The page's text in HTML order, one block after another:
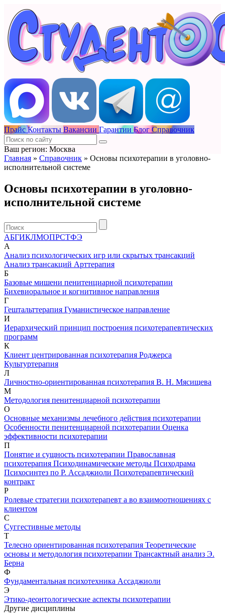
Прайс Контакты Вакансии Гарантии Блог Справочник
Ваш регион: Москва
Главная » Справочник » Основы психотерапии в уголовно-
исполнительной системе
Основы психотерапии в уголовно-
исполнительной системе
АБГИКЛМОПРСТФЭ
А
Анализ психологических игр или скрытых трансакций
Анализ трансакций Арттерапия
Б
Базовые мишени пенитенциарной психотерапии
Бихевиоральное и когнитивное направления
Г
Гештальттерапия Гуманистическое направление
И
Иерархический принцип построения психотерапевтических
программ
К
Клиент центрированная психотерапия Роджерса
Культуртерапия
Л
Личностно-ориентированная психотерапия В. Н. Мясищева
М
Методология пенитенциарной психотерапии
О
Основные механизмы лечебного действия психотерапии
Особенности пенитенциарной психотерапии Оценка
эффективности психотерапии
П
Понятие и сущность психотерапии Православная
психотерапия Психодинамические методы Психодрама
Психосинтез по Р. Ассаджиоли Психотерапевтический
контракт
Р
Ролевые стратегии психотерапевт а во взаимоотношениях с
клиентом
С
Суггестивные методы
Т
Телесно ориентированная психотерапия Теоретические
основы и методология психотерапии Трансактный анализ Э.
Берна
Ф
Фундаментальная психотехника Ассаджиоли
Э
Этико-деонтологические аспекты психотерапии
Другие дисциплины